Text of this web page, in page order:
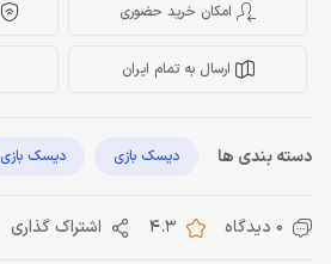
امکان خرید حضوری
ارسال به تمام ایران
دسته بندی ها دیسک بازی دیسک بازی PS4
0 دیدگاه 4.3 اشتراک گذاری